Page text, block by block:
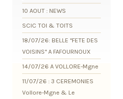
10 AOUT : NEWS
SCIC TOI & TOITS
18/07/26: BELLE "FETE DES
VOISINS" A FAFOURNOUX
14/07/26 A VOLLORE-Mgne
11/07/26 : 3 CEREMONIES
Vollore-Mgne & Le